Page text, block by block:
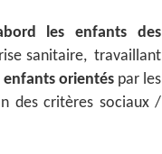
les enfants des
sanitaire, travaillant
enfants orientéspar les
des critères sociaux /